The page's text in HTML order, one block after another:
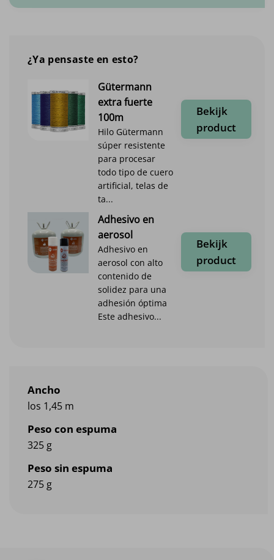
Ancho
los 1,45 m
Peso con espuma
325 g
Peso sin espuma
275 g
¿Ya pensaste en esto?
Gütermann
extra fuerte
100m
Hilo Gütermann
súper resistente
para procesar
todo tipo de cuero
artificial, telas de
ta...
Bekijk
product
Adhesivo en
aerosol
Adhesivo en
aerosol con alto
contenido de
solidez para una
adhesión óptima
Este adhesivo...
Bekijk
product